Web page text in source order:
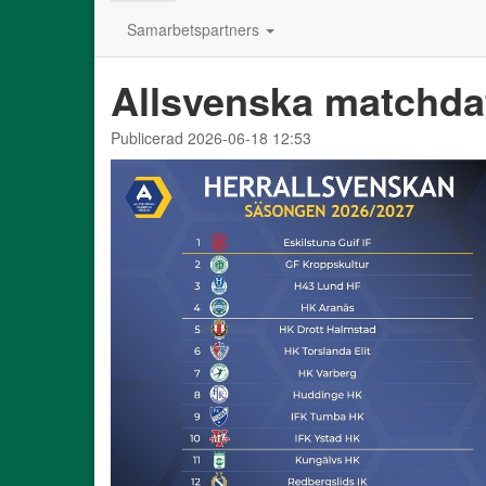
Samarbetspartners
Allsvenska
Publicerad 2026-06-18 12:53